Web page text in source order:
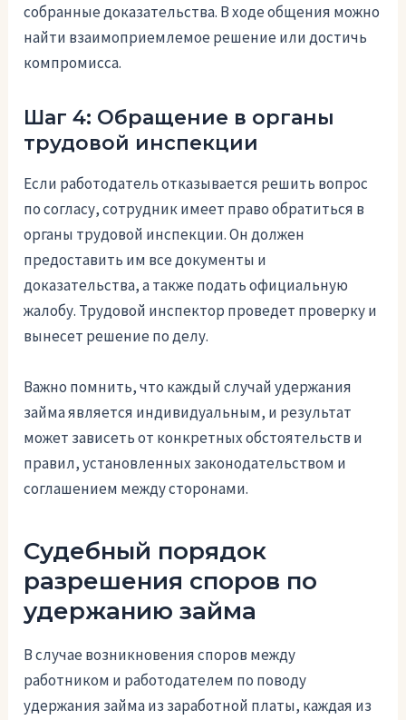
собранные доказательства. В ходе общения можно
найти взаимоприемлемое решение или достичь
компромисса.
Шаг 4: Обращение в органы
трудовой инспекции
Если работодатель отказывается решить вопрос
по согласу, сотрудник имеет право обратиться в
органы трудовой инспекции. Он должен
предоставить им все документы и
доказательства, а также подать официальную
жалобу. Трудовой инспектор проведет проверку и
вынесет решение по делу.
Важно помнить, что каждый случай удержания
займа является индивидуальным, и результат
может зависеть от конкретных обстоятельств и
правил, установленных законодательством и
соглашением между сторонами.
Судебный порядок
разрешения споров по
удержанию займа
В случае возникновения споров между
работником и работодателем по поводу
удержания займа из заработной платы, каждая из